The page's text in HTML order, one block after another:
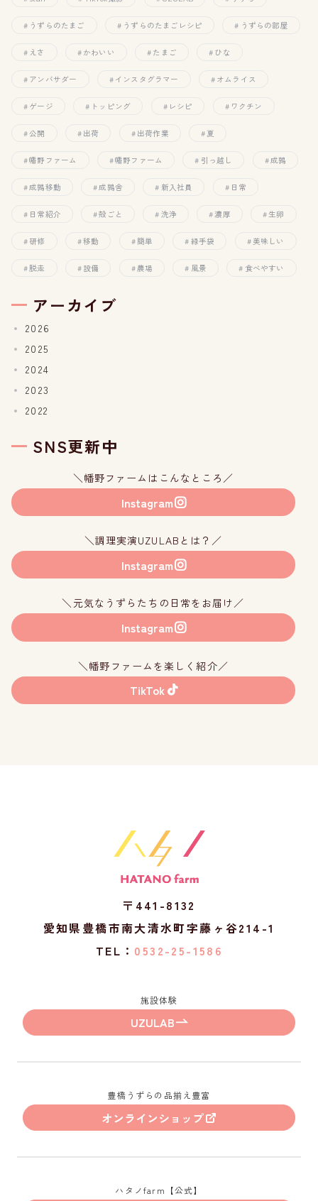
うずらのたまご うずらのたまごレシピ うずらの部屋
えさ かわいい たまご ひな
アンバサダー インスタグラマー オムライス
ゲージ トッピング レシピ ワクチン
公開 出荷 出荷作業 夏
幡野ファーム 幡野ファーム 引っ越し 成鶉
成鶉移動 成鶉舎 新入社員 日常
日常紹介 殻ごと 洗浄 濃厚 生卵
研修 移動 簡単 緑手袋 美味しい
脱走 設備 農場 風景 食べやすい
アーカイブ
2026
2025
2024
2023
2022
SNS更新中
＼幡野ファームはこんなところ／
Instagram
＼調理実演UZULABとは？／
Instagram
＼元気なうずらたちの日常をお届け／
Instagram
＼幡野ファームを楽しく紹介／
TikTok
〒441-8132
愛知県豊橋市南大清水町字藤ヶ谷214-1
TEL： 0532-25-1586
施設体験
UZULAB
豊橋うずらの品揃え豊富
オンラインショップ
ハタノfarm【公式】